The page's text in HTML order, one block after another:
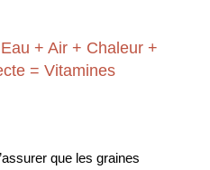
+ Air + Chaleur +
= Vitamines
que les graines